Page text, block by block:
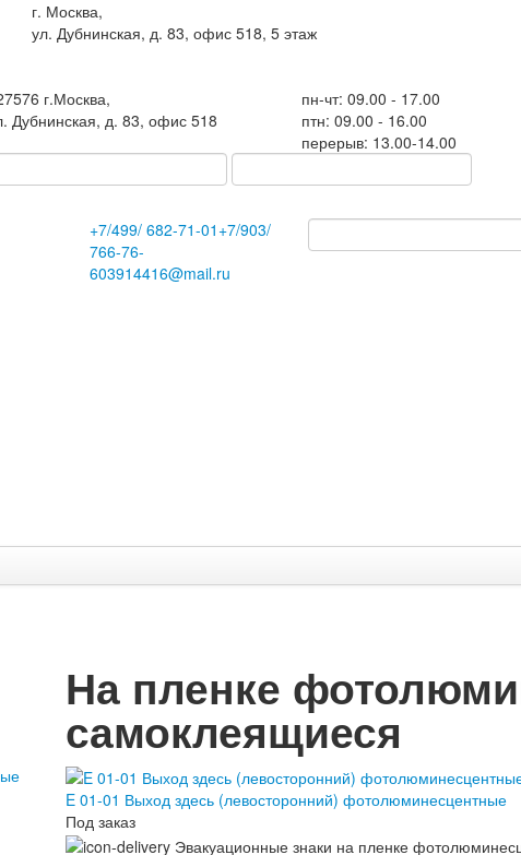
г. Москва,
ул. Дубнинская, д. 83, офис 518, 5 этаж
г.Москва,
Дубнинская, д. 83, офис 518
пн-чт: 09.00 - 17.00
птн: 09.00 - 16.00
перерыв: 13.00-14.00
+7/499/ 682-71-01 +7/903/
766-76-
603914416@mail.ru
На пленке
самоклеящиеся
E 01-01 Выход здесь (левосторонний) фотолюминесцентные
Под заказ